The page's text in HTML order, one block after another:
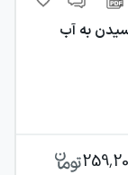
به آب